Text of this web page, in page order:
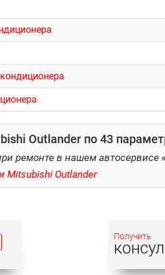
Outlander по 43
ремонте в нашем автосервисе
Mitsubishi Outlander
Получить